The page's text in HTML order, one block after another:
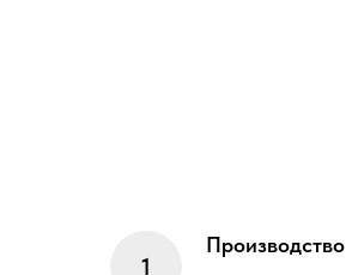
Производство